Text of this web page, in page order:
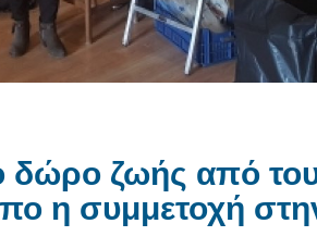
δώρο ζωής από
η συμμετοχή